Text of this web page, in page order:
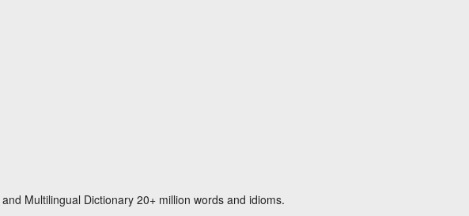
Multilingual Dictionary 20+ million words and idioms.